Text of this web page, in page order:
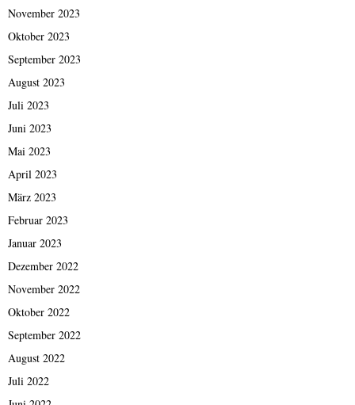
November 2023
Oktober 2023
September 2023
August 2023
Juli 2023
Juni 2023
Mai 2023
April 2023
März 2023
Februar 2023
Januar 2023
Dezember 2022
November 2022
Oktober 2022
September 2022
August 2022
Juli 2022